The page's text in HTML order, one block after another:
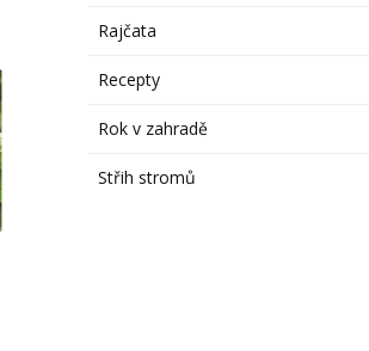
Rajčata
Recepty
Rok v zahradě
Střih stromů